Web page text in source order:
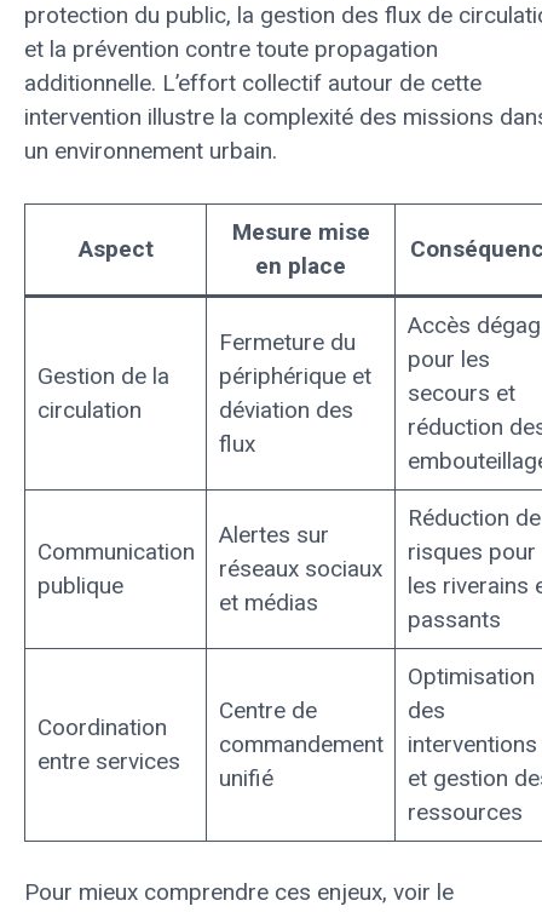
protection du public, la gestion des flux de
et la prévention contre toute propagation
additionnelle. L’effort collectif autour de cette
intervention illustre la complexité des missions
un environnement urbain.
Aspect
Mesure mise
en place
Gestion de la
circulation
Fermeture du
périphérique et
déviation des
flux
Accès
pour les
secours et
réduction
Communication
publique
Alertes sur
réseaux sociaux
et médias
Réduction
risques pour
les riverains
passants
Coordination
entre services
Centre de
commandement
unifié
Optimisation
des
interventions
et gestion
ressources
Pour mieux comprendre ces enjeux, voir le